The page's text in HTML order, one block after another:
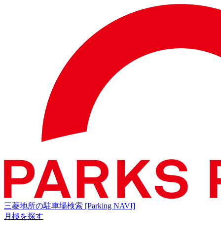
三菱地所の駐車場検索 [Parking NAVI]
月極を探す